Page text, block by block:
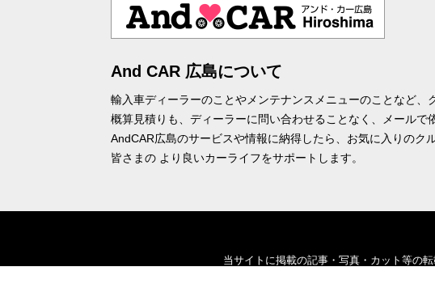
And CAR 広島について
輸入車ディーラーのことやメンテナンスメニューのことなど、
概算見積りも、ディーラーに問い合わせることなく、メールで
AndCAR広島のサービスや情報に納得したら、お気に入りのク
皆さまの より良いカーライフをサポートします。
当サイトに掲載の記事・写真・カット等の